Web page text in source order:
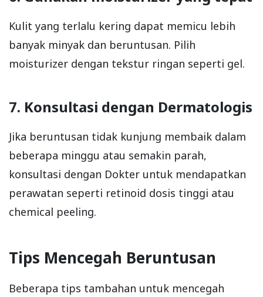
Kulit yang terlalu kering dapat memicu lebih
banyak minyak dan beruntusan. Pilih
moisturizer dengan tekstur ringan seperti gel.
7. Konsultasi dengan Dermatologis
Jika beruntusan tidak kunjung membaik dalam
beberapa minggu atau semakin parah,
konsultasi dengan Dokter untuk mendapatkan
perawatan seperti retinoid dosis tinggi atau
chemical peeling.
Tips Mencegah Beruntusan
Beberapa tips tambahan untuk mencegah